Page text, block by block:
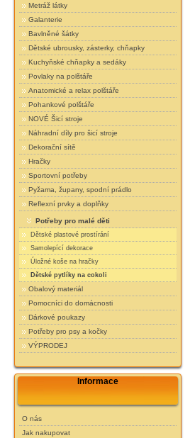
Metráž látky
Galanterie
Bavlněné šátky
Dětské ubrousky, zásterky, chňapky
Kuchyňské chňapky a sedáky
Povlaky na polštáře
Anatomické a relax polštáře
Pohankové polštáře
NOVÉ Šicí stroje
Náhradní díly pro šicí stroje
Dekorační sítě
Hračky
Sportovní potřeby
Pyžama, župany, spodní prádlo
Reflexní prvky a doplňky
Potřeby pro malé děti
Dětské plastové prostírání
Samolepící dekorace
Úložné koše na hračky
Dětské pytlíky na cokoli
Obalový materiál
Pomocníci do domácnosti
Dárkové poukazy
Potřeby pro psy a kočky
VÝPRODEJ
Informace
O nás
Jak nakupovat